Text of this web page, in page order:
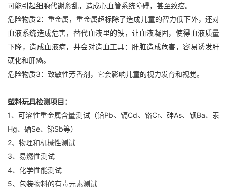
可能引起细胞代谢紊乱，造成心血管系统障碍，甚至致癌。
危险物质2：重金属，重金属超标除了造成儿童的智力低下外，还对
血液系统造成危害，替代血液里的铁，让血液凝固，使得血液质量
下降，造成血液病，并会对造血工具：肝脏造成危害，容易诱发肝
硬化和肝癌。
危险物质3：致敏性芳香剂，它会影响儿童的视力发育和视觉。
塑料玩具检测项目：
1、可溶性重金属含量测试（铅Pb、镉Cd、铬Cr、砷As、钡Ba、汞
Hg、硒Se、锑Sb等）
2、物理和机械性测试
3、易燃性测试
4、化学性能测试
5、包装物料的有毒元素测试